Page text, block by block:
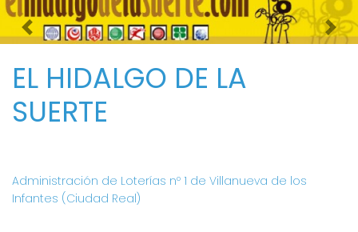
Imagen anterior
EL HIDALGO DE LA
SUERTE
Administración de Loterías nº 1 de Villanueva de los
Infantes (Ciudad Real)